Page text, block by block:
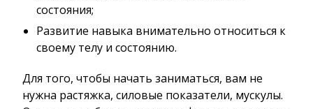
состояния;
Развитие навыка внимательно относиться к
своему телу и состоянию.
Для того, чтобы начать заниматься, вам не
нужна растяжка, силовые показатели, мускулы.